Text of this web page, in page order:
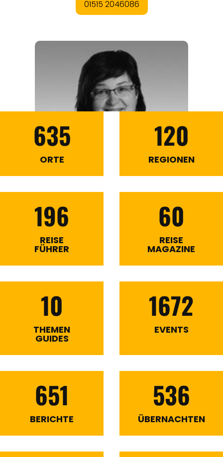
635
ORTE
120
REGIONEN
196
REISE
FÜHRER
60
REISE
MAGAZINE
10
THEMEN
GUIDES
1672
EVENTS
651
BERICHTE
536
ÜBERNACHTEN